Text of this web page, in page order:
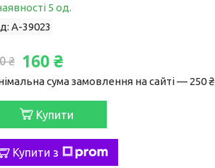
5 од.
A-39023
₴ 160 ₴
сума замовлення на сайті — 250 ₴
Купити
Купити з